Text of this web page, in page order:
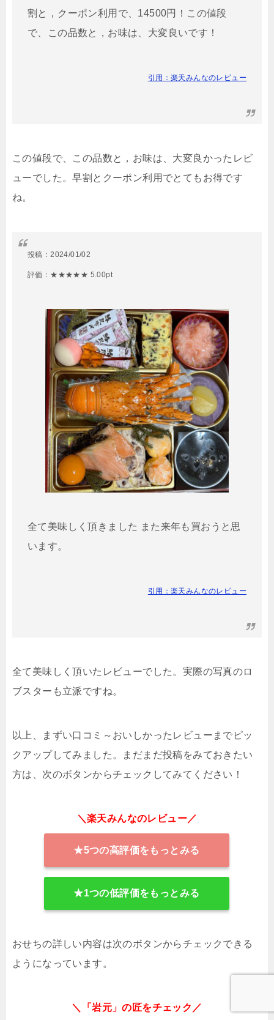
割と，クーポン利用で、14500円！この値段
で、この品数と，お味は、大変良いです！
引用：楽天みんなのレビュー
この値段で、この品数と，お味は、大変良かったレビ
ューでした。早割とクーポン利用でとてもお得です
ね。
投稿：2024/01/02
評価：★★★★★ 5.00pt
全て美味しく頂きました また来年も買おうと思
います。
引用：楽天みんなのレビュー
全て美味しく頂いたレビューでした。実際の写真のロ
ブスターも立派ですね。
以上、まずい口コミ～おいしかったレビューまでピッ
クアップしてみました。まだまだ投稿をみておきたい
方は、次のボタンからチェックしてみてください！
＼楽天みんなのレビュー／
★5つの高評価をもっとみる
★1つの低評価をもっとみる
おせちの詳しい内容は次のボタンからチェックできる
ようになっています。
＼「岩元」の匠をチェック／